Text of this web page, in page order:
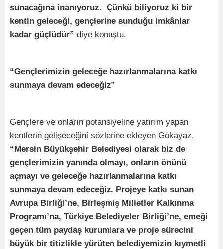
sunacağına inanıyoruz. Çünkü biliyoruz ki bir
kentin geleceği, gençlerine sunduğu imkânlar
kadar güçlüdür” diye konuştu.
“Gençlerimizin geleceğe hazırlanmalarına katkı
sunmaya devam edeceğiz”
Gençlere ve onların potansiyeline yatırım yapan
kentlerin gelişeceğini sözlerine ekleyen Gökayaz,
“Mersin Büyükşehir Belediyesi olarak biz de
gençlerimizin yanında olmayı, onların önünü
açmayı ve geleceğe hazırlanmalarına katkı
sunmaya devam edeceğiz. Projeye katkı sunan
Avrupa Birliği’ne, Birleşmiş Milletler Kalkınma
Programı’na, Türkiye Belediyeler Birliği’ne, emeği
geçen tüm paydaş kurumlara ve proje sürecini
büyük bir titizlikle yürüten belediyemizin kıymetli